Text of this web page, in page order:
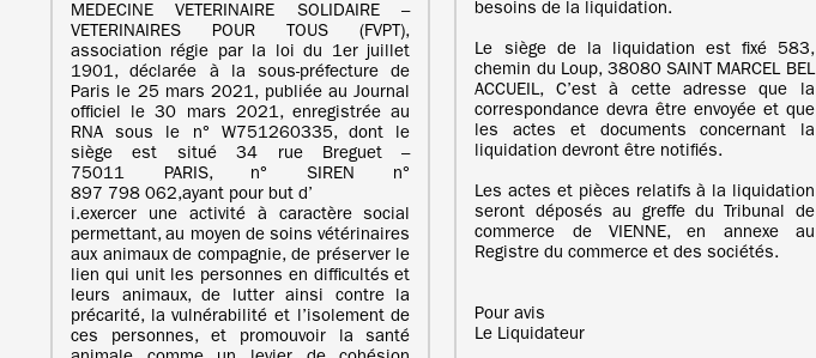
MEDECINE VETERINAIRE SOLIDAIRE –
VETERINAIRES POUR TOUS (FVPT),
association régie par la loi du 1er juillet
1901, déclarée à la sous-préfecture de
Paris le 25 mars 2021, publiée au Journal
officiel le 30 mars 2021, enregistrée au
RNA sous le n° W751260335, dont le
siège est situé 34 rue Breguet –
75011 PARIS, n° SIREN n°
897 798 062,ayant pour but d’
i.exercer une activité à caractère social
permettant, au moyen de soins vétérinaires
aux animaux de compagnie, de préserver le
lien qui unit les personnes en difficultés et
leurs animaux, de lutter ainsi contre la
précarité, la vulnérabilité et l’isolement de
ces personnes, et promouvoir la santé
besoins de la liquidation.
Le siège de la liquidation est fixé 583,
chemin du Loup, 38080 SAINT MARCEL BEL
ACCUEIL, C’est à cette adresse que la
correspondance devra être envoyée et que
les actes et documents concernant la
liquidation devront être notifiés.
Les actes et pièces relatifs à la liquidation
seront déposés au greffe du Tribunal de
commerce de VIENNE, en annexe au
Registre du commerce et des sociétés.
Pour avis
Le Liquidateur